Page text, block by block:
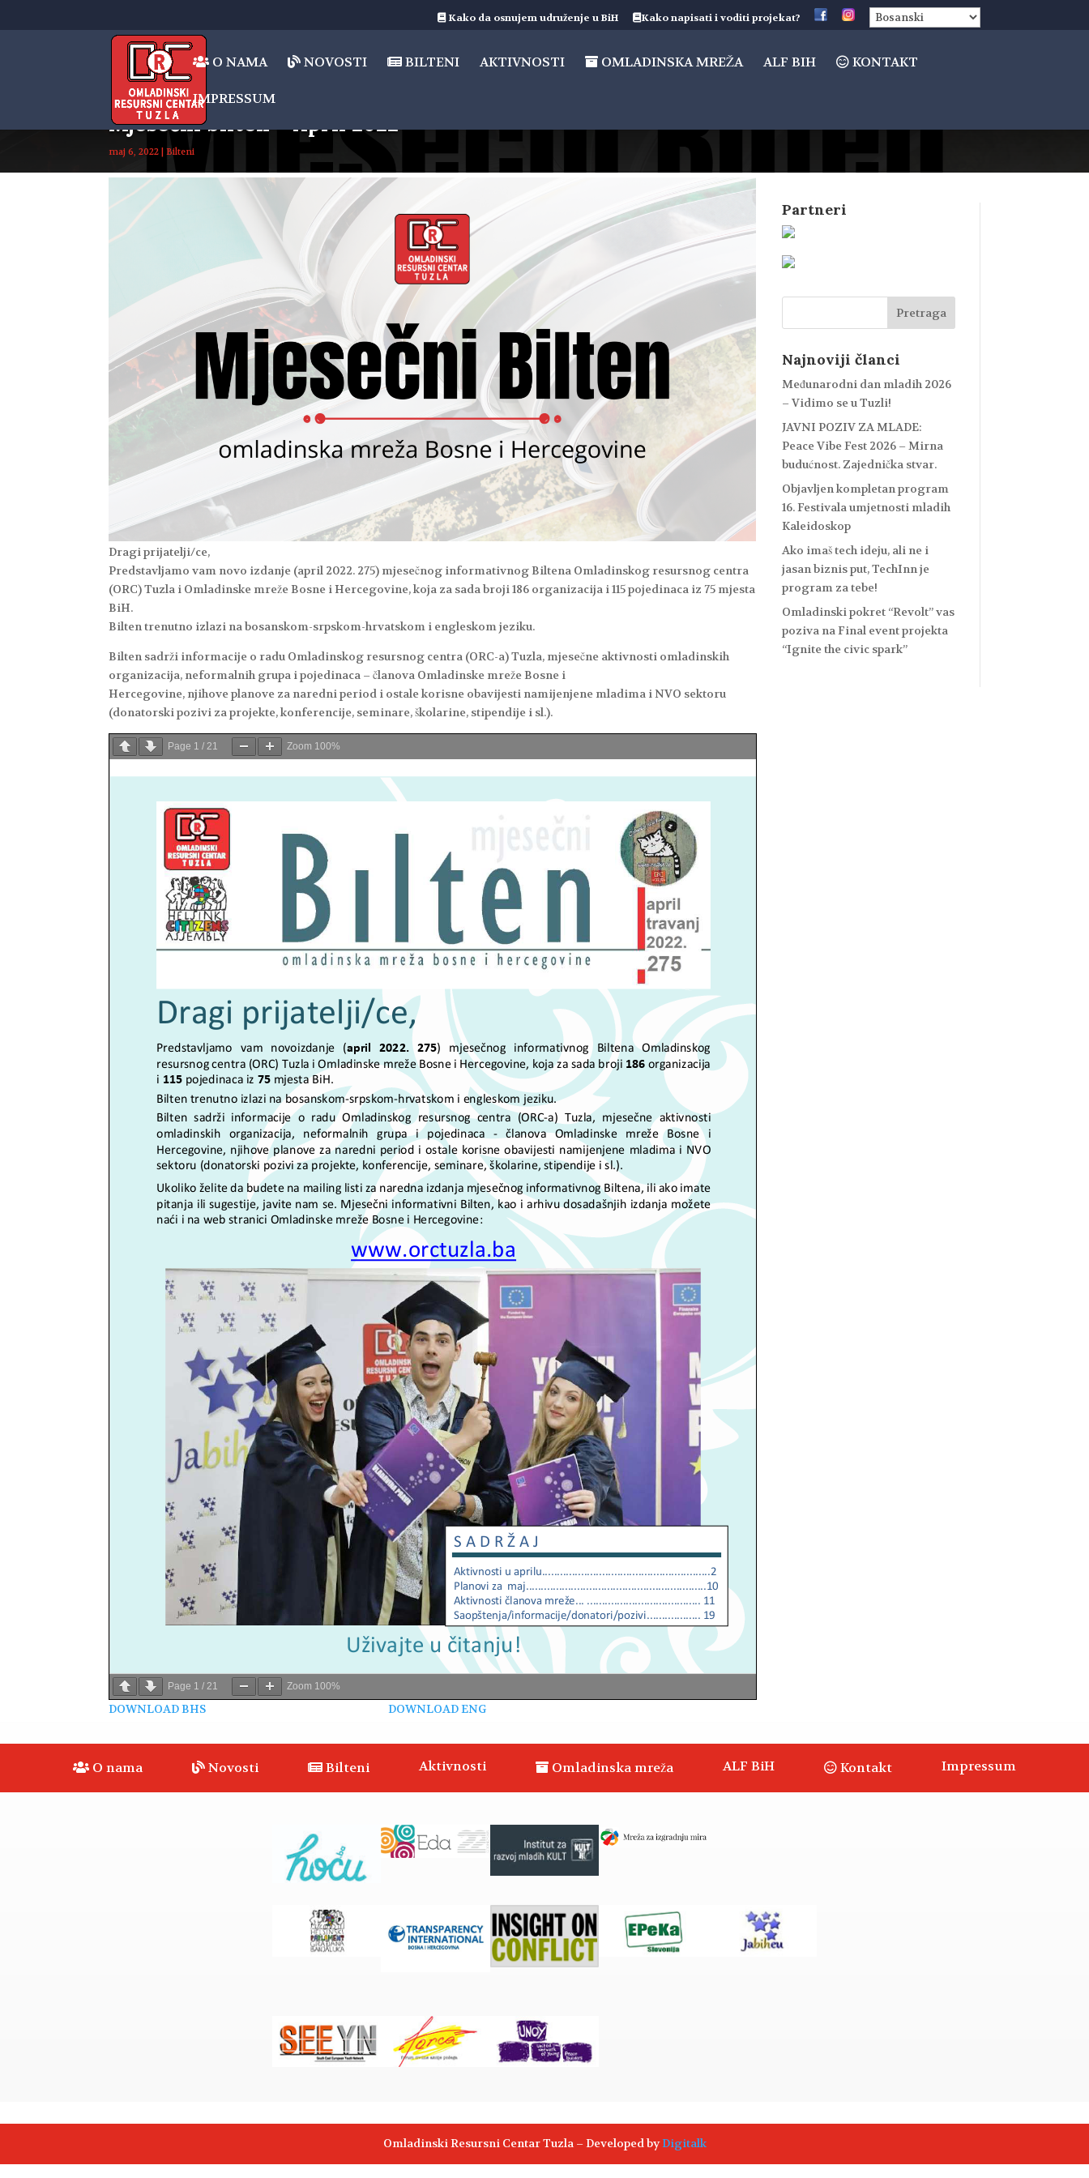
Kako da osnujem udruženje u BiH Kako napisati i voditi projekat?
O NAMA NOVOSTI BILTENI AKTIVNOSTI OMLADINSKA MREŽA ALF BIH KONTAKT
IMPRESSUM
Mjesečni bilten – April 2022
maj 6, 2022 |Bilteni
Dragi prijatelji/ce,
Predstavljamo vam novo izdanje (april 2022. 275) mjesečnog informativnog Biltena Omladinskog resursnog centra
(ORC) Tuzla i Omladinske mreže Bosne i Hercegovine, koja za sada broji 186 organizacija i 115 pojedinaca iz 75 mjesta
BiH.
Bilten trenutno izlazi na bosanskom-srpskom-hrvatskom i engleskom jeziku.
Bilten sadrži informacije o radu Omladinskog resursnog centra (ORC-a) Tuzla, mjesečne aktivnosti omladinskih
organizacija, neformalnih grupa i pojedinaca – članova Omladinske mreže Bosne i
Hercegovine, njihove planove za naredni period i ostale korisne obavijesti namijenjene mladima i NVO sektoru
(donatorski pozivi za projekte, konferencije, seminare, školarine, stipendije i sl.).
Page 1 /21 Zoom 100%
Page 1 /21 Zoom 100%
DOWNLOAD BHS DOWNLOAD ENG
Partneri
Najnoviji članci
Međunarodni dan mladih 2026
– Vidimo se u Tuzli!
JAVNI POZIV ZA MLADE:
Peace Vibe Fest 2026 – Mirna
budućnost. Zajednička stvar.
Objavljen kompletan program
16. Festivala umjetnosti mladih
Kaleidoskop
Ako imaš tech ideju, ali ne i
jasan biznis put, TechInn je
program za tebe!
Omladinski pokret “Revolt” vas
poziva na Final event projekta
“Ignite the civic spark”
O nama Novosti Bilteni Aktivnosti Omladinska mreža ALF BiH Kontakt Impressum
Omladinski Resursni Centar Tuzla – Developed byDigitalk